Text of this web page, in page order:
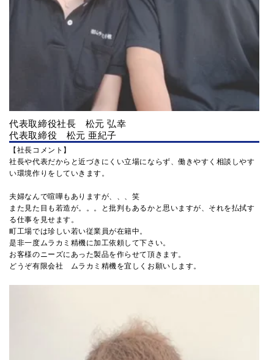
代表取締役社長 松元 弘幸
代表取締役 松元 亜紀子
【社長コメント】
社長や代表だからと近づきにくい立場にならず、働きやすく相談しやす
い環境作りをしていきます。
夫婦なんで喧嘩もありますが、、、笑
また見た目も若造が。。。と批判もあるかと思いますが、それを払拭す
る仕事を見せます。
町工場では珍しい若い従業員が在籍中。
是非一度ムラカミ精機に加工依頼して下さい。
お客様のニーズにあった製品を作らせて頂きます。
どうぞ有限会社 ムラカミ精機を宜しくお願いします。